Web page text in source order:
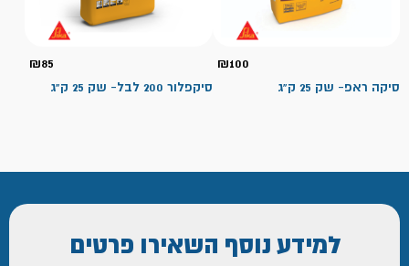
₪100
סיקה ראפ- שק 25 ק"ג
₪85
סיקפלור 200 לבל- שק 25 ק"ג
למידע נוסף השאירו פרטים